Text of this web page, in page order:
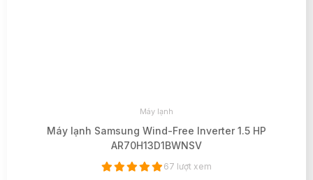
Máy lạnh
Máy lạnh Samsung Wind-Free Inverter 1.5 HP
AR70H13D1BWNSV
67 lượt xem